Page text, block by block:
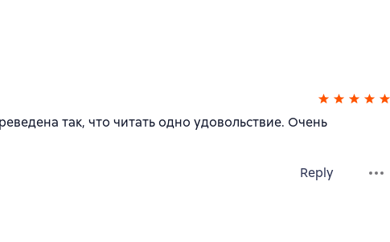
так, что читать одно удовольствие. Очень
Reply